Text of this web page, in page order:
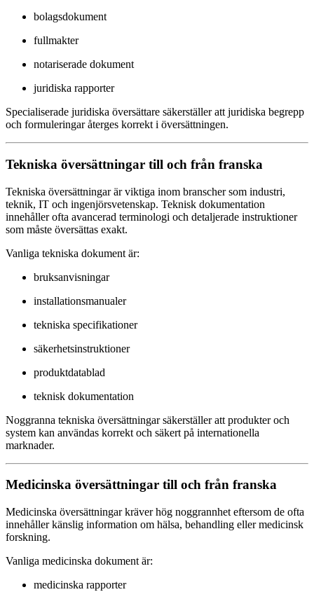
bolagsdokument
fullmakter
notariserade dokument
juridiska rapporter
Specialiserade juridiska översättare säkerställer att juridiska begrepp
och formuleringar återges korrekt i översättningen.
Tekniska översättningar till och från franska
Tekniska översättningar är viktiga inom branscher som industri,
teknik, IT och ingenjörsvetenskap. Teknisk dokumentation
innehåller ofta avancerad terminologi och detaljerade instruktioner
som måste översättas exakt.
Vanliga tekniska dokument är:
bruksanvisningar
installationsmanualer
tekniska specifikationer
säkerhetsinstruktioner
produktdatablad
teknisk dokumentation
Noggranna tekniska översättningar säkerställer att produkter och
system kan användas korrekt och säkert på internationella
marknader.
Medicinska översättningar till och från franska
Medicinska översättningar kräver hög noggrannhet eftersom de ofta
innehåller känslig information om hälsa, behandling eller medicinsk
forskning.
Vanliga medicinska dokument är:
medicinska rapporter